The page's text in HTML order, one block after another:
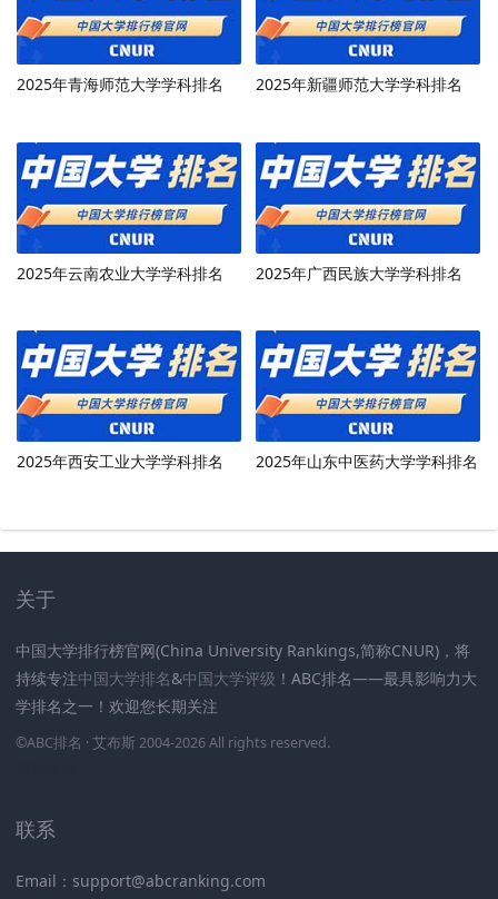
2025年青海师范大学学科排名 2025年新疆师范大学学科排名
2025年云南农业大学学科排名 2025年广西民族大学学科排名
2025年西安工业大学学科排名 2025年山东中医药大学学科排名
关于
中国大学排行榜官网(China University Rankings,简称CNUR)，将
持续专注中国大学排名&中国大学评级 ！ABC排名——最具影响力大
学排名之一！欢迎您长期关注
©ABC排名 · 艾布斯 2004-2026 All rights reserved.
联系
Email：support@abcranking.com